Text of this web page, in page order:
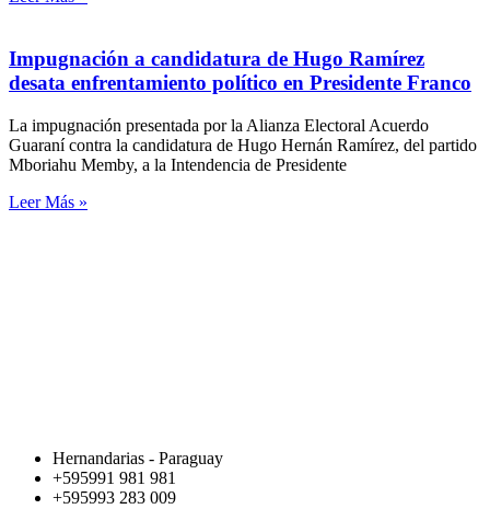
Impugnación a candidatura de Hugo Ramírez
desata enfrentamiento político en Presidente Franco
La impugnación presentada por la Alianza Electoral Acuerdo
Guaraní contra la candidatura de Hugo Hernán Ramírez, del partido
Mboriahu Memby, a la Intendencia de Presidente
Leer Más »
Hernandarias - Paraguay
+595991 981 981
+595993 283 009